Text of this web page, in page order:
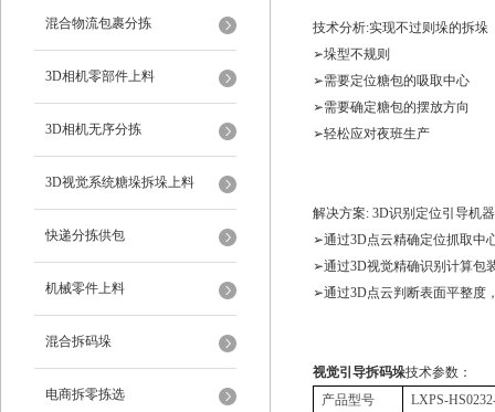
混合物流包裹分拣
3D相机零部件上料
3D相机无序分拣
3D视觉系统糖垛拆垛上料
快递分拣供包
机械零件上料
混合拆码垛
电商拆零拣选
技术分析:实现不过则垛的拆垛
➢垛型不规则
➢需要定位糖包的吸取中心
➢需要确定糖包的摆放方向
➢轻松应对夜班生产
解决方案: 3D识别定位引导机
➢通过3D点云精确定位抓取中
➢通过3D视觉精确识别计算包
➢通过3D点云判断表面平整度
视觉引导拆码垛技术参数：
产品型号
LXPS-